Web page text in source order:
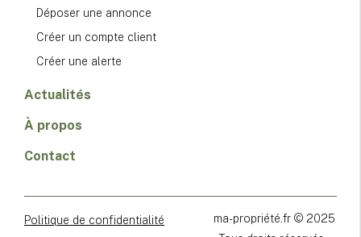
Déposer une annonce
Créer un compte client
Créer une alerte
Actualités
À propos
Contact
Politique de confidentialité
ma-propriété.fr © 2025